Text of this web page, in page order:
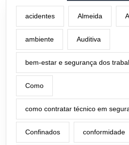
acidentes Almeida
ambiente Auditiva
bem-estar e segurança dos
Como
como contratar técnico em
Confinados conformidade